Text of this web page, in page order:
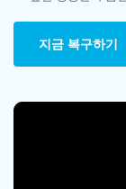
디바이스 복구
손상된 파일 복구
기타
드라이브에서
삭제된 미디어
가이드
지금 복구하기